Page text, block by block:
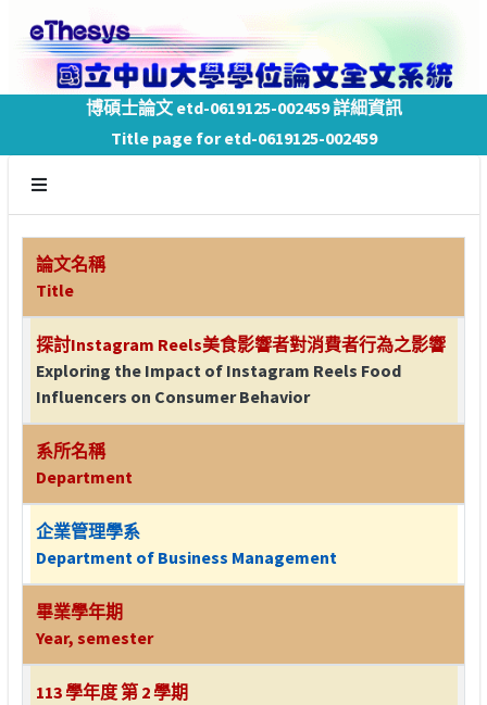
博碩士論文 etd-0619125-002459 詳細資訊
Title page for etd-0619125-002459
論文名稱
Title
探討Instagram Reels美食影響者對消費者行為之影響
Exploring the Impact of Instagram Reels Food
Influencers on Consumer Behavior
系所名稱
Department
企業管理學系
Department of Business Management
畢業學年期
Year, semester
113 學年度 第 2 學期